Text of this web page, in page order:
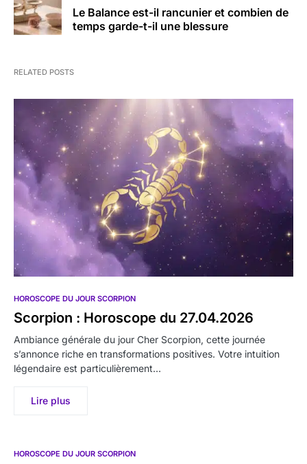
Le Balance est-il rancunier et combien de
temps garde-t-il une blessure
RELATED POSTS
HOROSCOPE DU JOUR SCORPION
Scorpion : Horoscope du 27.04.2026
Ambiance générale du jour Cher Scorpion, cette journée
s’annonce riche en transformations positives. Votre intuition
légendaire est particulièrement…
Lire plus
HOROSCOPE DU JOUR SCORPION